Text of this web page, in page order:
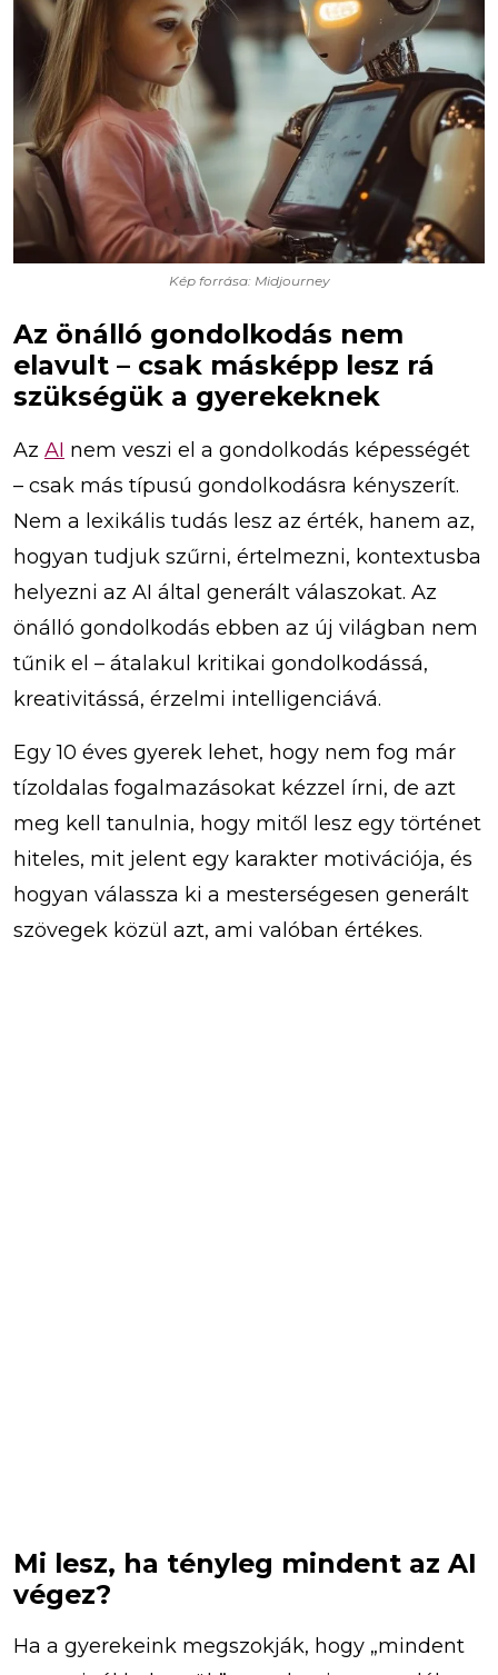
Kép forrása: Midjourney
Az önálló gondolkodás nem
elavult – csak másképp lesz rá
szükségük a gyerekeknek
Az AI nem veszi el a gondolkodás képességét
– csak más típusú gondolkodásra kényszerít.
Nem a lexikális tudás lesz az érték, hanem az,
hogyan tudjuk szűrni, értelmezni, kontextusba
helyezni az AI által generált válaszokat. Az
önálló gondolkodás ebben az új világban nem
tűnik el – átalakul kritikai gondolkodássá,
kreativitássá, érzelmi intelligenciává.
Egy 10 éves gyerek lehet, hogy nem fog már
tízoldalas fogalmazásokat kézzel írni, de azt
meg kell tanulnia, hogy mitől lesz egy történet
hiteles, mit jelent egy karakter motivációja, és
hogyan válassza ki a mesterségesen generált
szövegek közül azt, ami valóban értékes.
Mi lesz, ha tényleg mindent az AI
végez?
Ha a gyerekeink megszokják, hogy „mindent